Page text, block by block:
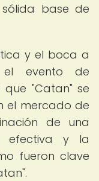
base de
y el boca a
el evento de
"Catan" se
el mercado de
de una
efectiva y la
fueron clave